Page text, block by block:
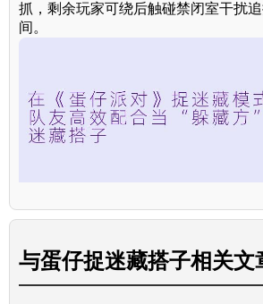
抓，剩余玩家可绕后触碰禁闭室干扰
间。
与蛋仔捉迷藏搭子相关文